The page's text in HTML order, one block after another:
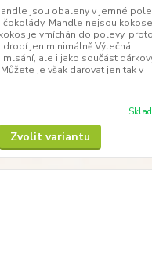
jsou obaleny v jemné
čokolády. Mandle nejsou
je vmíchán do polevy,
jen minimálně.Výtečná
ale i jako součást
je však darovat jen tak v
Zvolit variantu